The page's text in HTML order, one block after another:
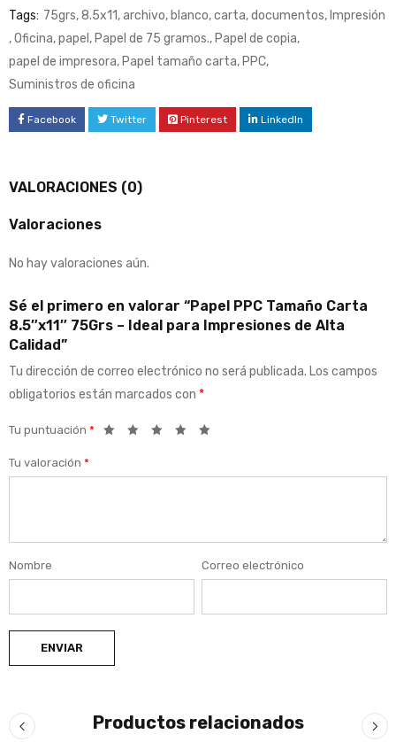
Tags: 75grs,8.5x11,archivo,blanco,carta,documentos,Impresión
,Oficina,papel,Papel de 75 gramos.,Papel de copia,
papel de impresora,Papel tamaño carta,PPC,
Suministros de oficina
Facebook Twitter Pinterest LinkedIn
VALORACIONES (0)
Valoraciones
No hay valoraciones aún.
Sé el primero en valorar “Papel PPC Tamaño Carta
8.5″x11″ 75Grs – Ideal para Impresiones de Alta
Calidad”
Tu dirección de correo electrónico no será publicada. Los campos
obligatorios están marcados con *
Tu puntuación *
Tu valoración *
Nombre Correo electrónico
Productos relacionados